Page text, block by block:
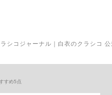
シコジャーナル｜白衣のクラシコ
すめ5点